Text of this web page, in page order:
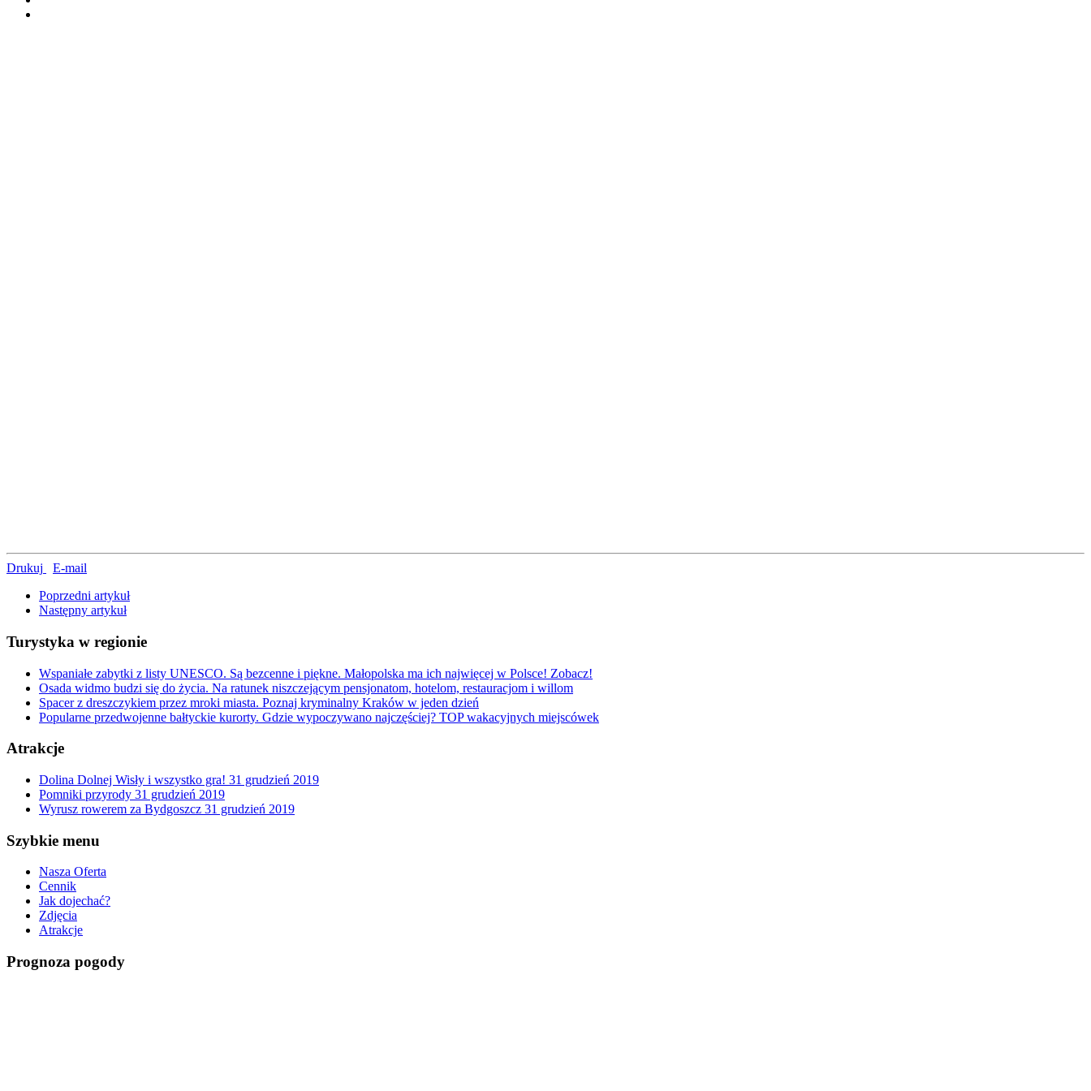
Drukuj
E-mail
Poprzedni artykuł
Następny artykuł
Turystyka w regionie
Wspaniałe zabytki z listy UNESCO. Są bezcenne i piękne. Małopolska ma ich najwięcej w Polsce! Zobacz!
Osada widmo budzi się do życia. Na ratunek niszczejącym pensjonatom, hotelom, restauracjom i willom
Spacer z dreszczykiem przez mroki miasta. Poznaj kryminalny Kraków w jeden dzień
Popularne przedwojenne bałtyckie kurorty. Gdzie wypoczywano najczęściej? TOP wakacyjnych miejscówek
Atrakcje
Dolina Dolnej Wisły i wszystko gra! 31 grudzień 2019
Pomniki przyrody 31 grudzień 2019
Wyrusz rowerem za Bydgoszcz 31 grudzień 2019
Szybkie menu
Nasza Oferta
Cennik
Jak dojechać?
Zdjęcia
Atrakcje
Prognoza pogody